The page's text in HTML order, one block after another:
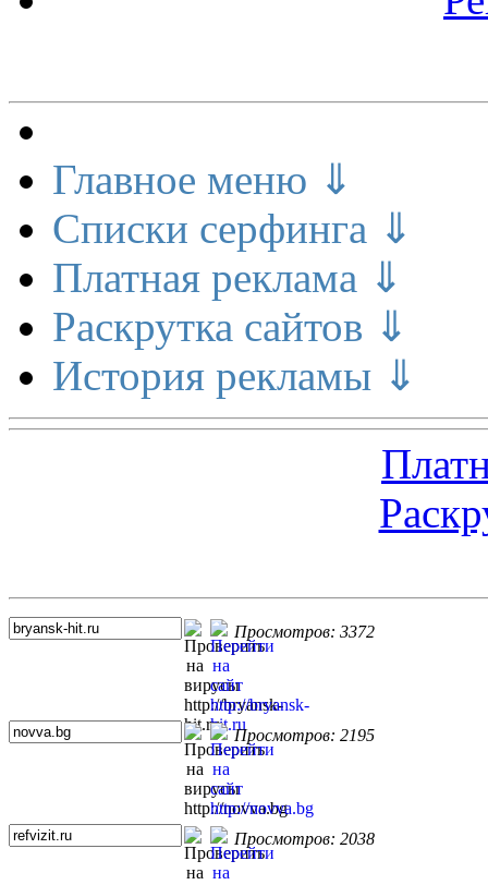
Главное меню ⇓
Списки серфинга ⇓
Платная реклама ⇓
Раскрутка сайтов ⇓
История рекламы ⇓
Просмотров: 3372
Просмотров: 2195
Просмотров: 2038